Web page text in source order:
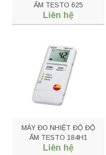
ẨM TESTO 625
Liên hệ
MÁY ĐO NHIỆT ĐỘ ĐỘ
ẨM TESTO 184H1
Liên hệ